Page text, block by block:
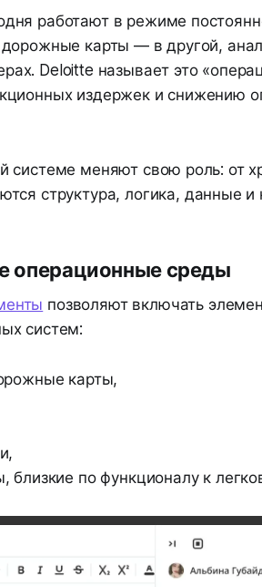
работают в режиме
карты — в другой,
Deloitte называет это
издержек и снижению
системе меняют свою роль: от
структура, логика, данные и
операционные среды
позволяют включать
систем:
карты,
близкие по функционалу к